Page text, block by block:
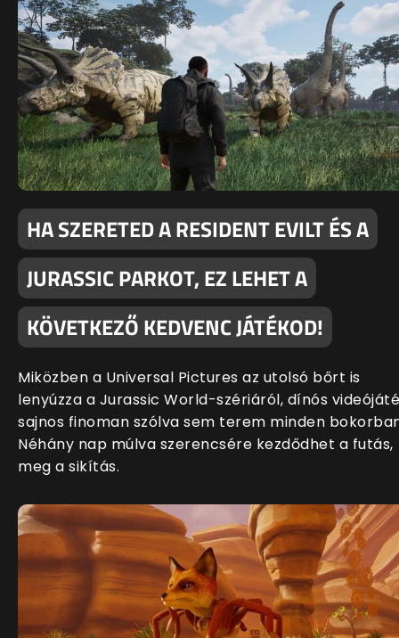
HA SZERETED A RESIDENT EVILT ÉS A
JURASSIC PARKOT, EZ LEHET A
KÖVETKEZŐ KEDVENC JÁTÉKOD!
Miközben a Universal Pictures az utolsó bőrt is
lenyúzza a Jurassic World-szériáról, dínós
sajnos finoman szólva sem terem minden
Néhány nap múlva szerencsére kezdődhet a futás,
meg a sikítás.